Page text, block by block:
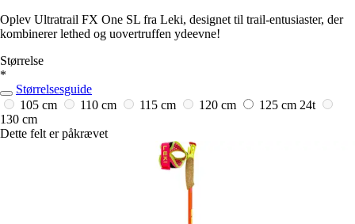
Oplev Ultratrail FX One SL fra Leki, designet til trail-entusiaster, der
kombinerer lethed og uovertruffen ydeevne!
Størrelse
*
Størrelsesguide
105 cm
110 cm 115 cm 120 cm 125 cm 24t
130 cm
Dette felt er påkrævet